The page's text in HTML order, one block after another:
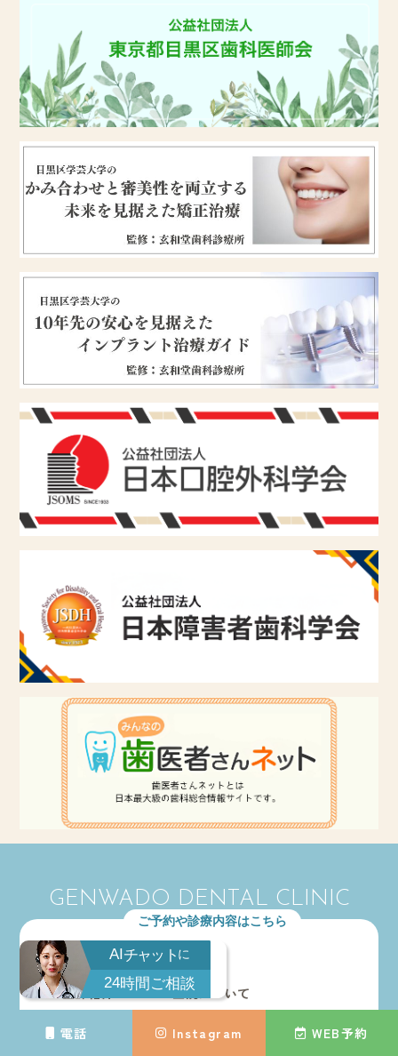
電話 Instagram WEB予約
GENWADO DENTAL CLINIC
初診の方へ
ホーム
医師紹介
医院について
学芸大学のみなさ
ご予約や診療内容はこちら
AI チャットに
24時間ご相談